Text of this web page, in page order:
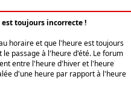
toujours incorrecte !
horaire et que l'heure est toujours
passage à l'heure d'été. Le forum
entre l'heure d'hiver et l'heure
d'une heure par rapport à l'heure